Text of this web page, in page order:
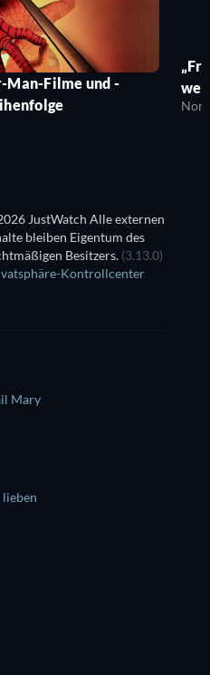
Man-Filme und -
JustWatch Alle externen
bleiben Eigentum des
Besitzers. (3.13.0)
Kontrollcenter
Mary